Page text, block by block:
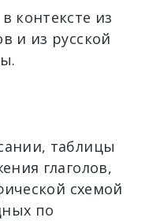
контексте из
и из русской
таблицы
глаголов,
схемой
по